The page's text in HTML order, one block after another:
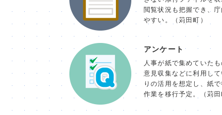
閲覧状況も把握でき、
やすい。（苅田町）
アンケート
人事が紙で集めていた
意見収集などに利用し
りの活用を想定し、紙
作業を移行予定。（苅